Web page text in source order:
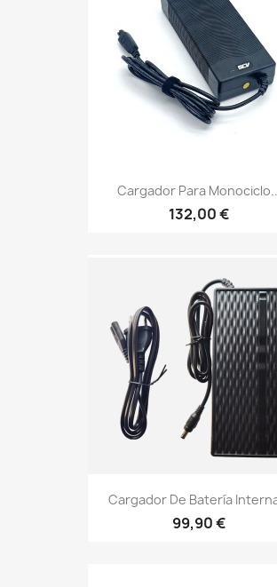
Cargador Para
132,00 €
Cargador De Batería
99,90 €